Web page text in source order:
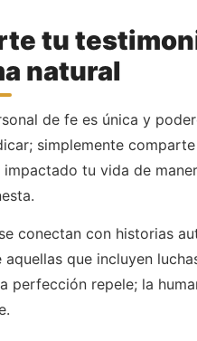
tu
natural
de fe es única y
simplemente
tu vida de
conectan con historias
aquellas que incluyen
perfección repele; la